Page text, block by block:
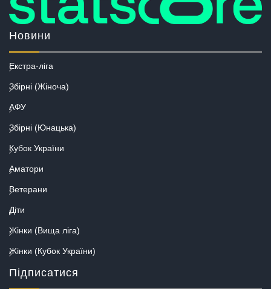
Новини
Екстра-ліга
Збірні (Жіноча)
АФУ
Збірні (Юнацька)
Кубок України
Аматори
Ветерани
Діти
Жінки (Вища ліга)
Жінки (Кубок України)
Підписатися